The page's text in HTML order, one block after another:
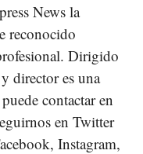
News la
reconocido
Dirigido
director es una
contactar en
en Twitter
Instagram,